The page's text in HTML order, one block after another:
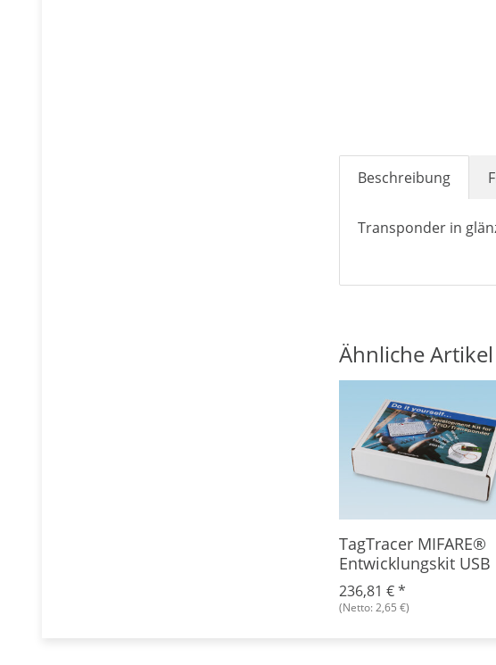
Beschreibung
Transponder in
Ähnliche Artikel
TagTracer MIFARE®
Entwicklungskit USB
236,81 €*
(Netto: 2,65 €)